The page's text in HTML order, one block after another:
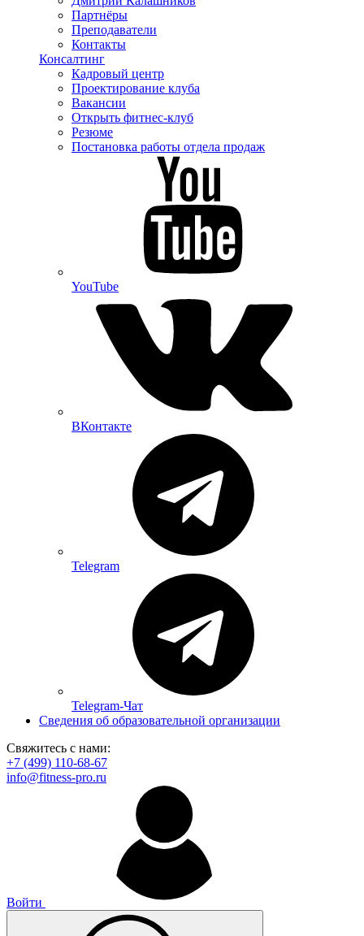
Партнёры
Преподаватели
Контакты
Консалтинг
Кадровый центр
Проектирование клуба
Вакансии
Открыть фитнес-клуб
Резюме
Постановка работы отдела продаж
YouTube
ВКонтакте
Telegram
Telegram-Чат
Сведения об образовательной организации
Свяжитесь с нами:
+7 (499) 110-68-67
info@fitness-pro.ru
Войти